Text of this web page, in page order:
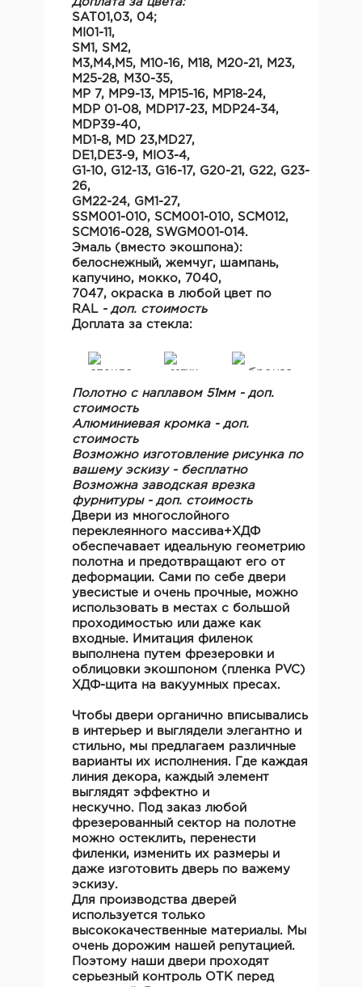
SAT01,03, 04;
MI01-11,
SM1, SM2,
M3,М4,M5, M10-16, М18, М20-21, M23,
M25-28, М30-35,
MP 7, МР9-13, МР15-16, МР18-24,
MDP 01-08, MDP17-23, MDP24-34,
MDP39-40,
MD1-8, MD 23,MD27,
DE1,DE3-9, MIO3-4,
G1-10, G12-13, G16-17, G20-21, G22, G23-
26,
GM22-24, GM1-27,
SSM001-010, SCM001-010, SCM012,
SCM016-028, SWGM001-014.
Эмаль (вместо экошпона):
белоснежный, жемчуг, шампань,
капучино, мокко, 7040,
7047, окраска в любой цвет по
RAL- доп. стоимость
Доплата за стекла:
стекло
сатин
сатин
бронза
прозрачная
Полотно с наплавом 51мм - доп.
стоимость
Алюминиевая кромка - доп.
стоимость
Возможно изготовление рисунка по
вашему эскизу - бесплатно
Возможна заводская врезка
фурнитуры - доп. стоимость
Двери из многослойного
переклеянного массива+ХДФ
обеспечавает идеальную геометрию
полотна и предотвращают его от
деформации. Сами по себе двери
увесистые и очень прочные, можно
использовать в местах с большой
проходимостью или даже как
входные. Имитация филенок
выполнена путем фрезеровки и
облицовки экошпоном (пленка PVC)
ХДФ-щита на вакуумных пресах.
Чтобы двери органично вписывались
в интерьер и выглядели элегантно и
стильно, мы предлагаем различные
варианты их исполнения. Где каждая
линия декора, каждый элемент
выглядят эффектно и
нескучно. Под заказ любой
фрезерованный сектор на полотне
можно остеклить, перенести
филенки, изменить их размеры и
даже изготовить дверь по важему
эскизу.
Для производства дверей
используется только
высококачественные материалы. Мы
очень дорожим нашей репутацией.
Поэтому наши двери проходят
серьезный контроль ОТК перед